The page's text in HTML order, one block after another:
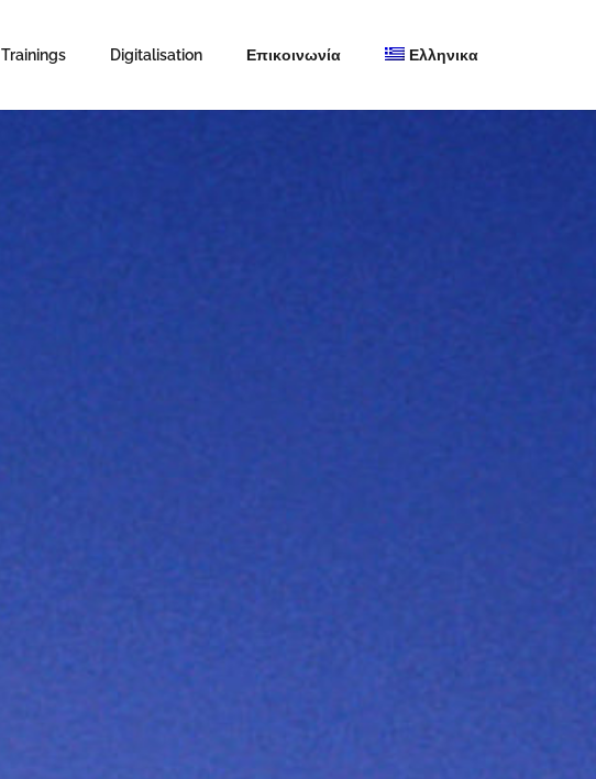
Trainings Digitalisation Επικοινωνία Ελληνικα